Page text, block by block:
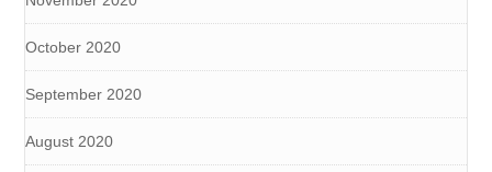
October 2020
September 2020
August 2020